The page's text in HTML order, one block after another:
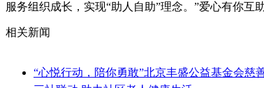
服务组织成长，实现“助人自助”理念。”爱心有你互
相关新闻
“心悦行动，陪你勇敢”北京丰盛公益基金会慈